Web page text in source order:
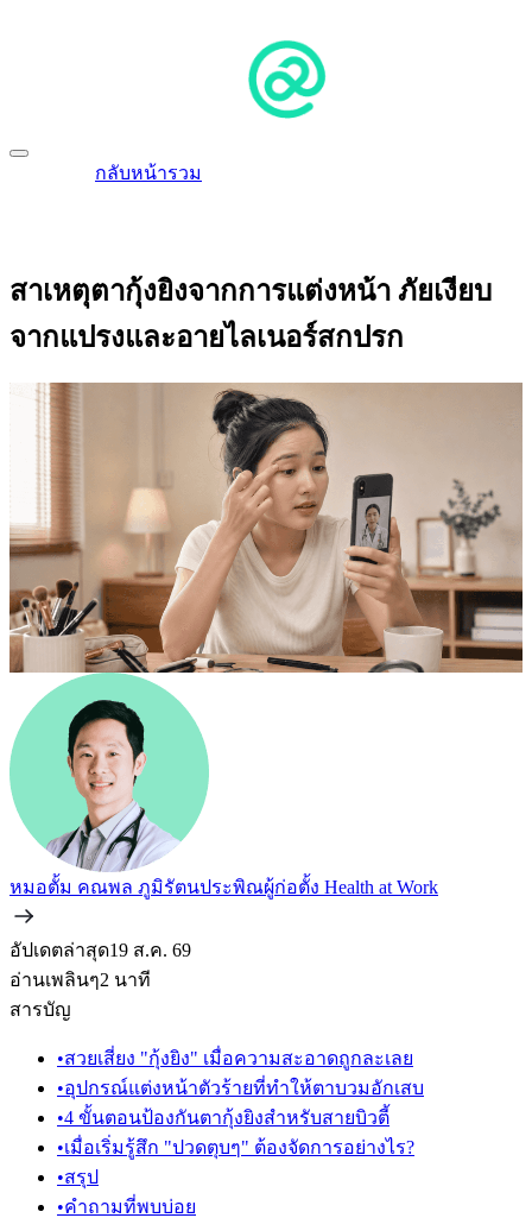
กลับหน้ารวม
สาเหตุตากุ้งยิงจากการแต่งหน้า ภัยเงียบ
จากแปรงและอายไลเนอร์สกปรก
หมอตั้ม คณพล ภูมิรัตนประพิณผู้ก่อตั้ง Health at Work
อัปเดตล่าสุด19 ส.ค. 69
อ่านเพลินๆ2 นาที
สารบัญ
•สวยเสี่ยง "กุ้งยิง" เมื่อความสะอาดถูกละเลย
•อุปกรณ์แต่งหน้าตัวร้ายที่ทำให้ตาบวมอักเสบ
•4 ขั้นตอนป้องกันตากุ้งยิงสำหรับสายบิวตี้
•เมื่อเริ่มรู้สึก "ปวดตุบๆ" ต้องจัดการอย่างไร?
•สรุป
•คำถามที่พบบ่อย